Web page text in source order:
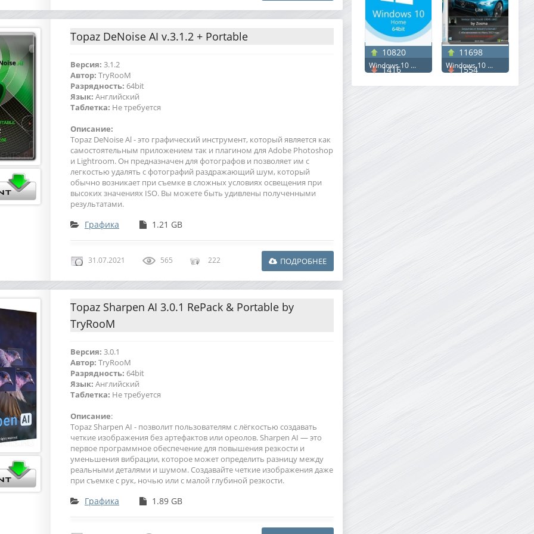
Topaz DeNoise AI v.3.1.2 + Portable
Версия: 3.1.2
Автор: TryRooM
Разрядность: 64bit
Язык: Английский
Таблетка: Не требуется
Описание:
Topaz DeNoise Al - это графический инструмент, который является как
самостоятельным приложением так и плагином для Adobe Photoshop
и Lightroom. Он предназначен для фотографов и позволяет им с
легкостью удалять с фотографий раздражающий шум, который
обычно возникает при съемке в сложных условиях освещения при
высоких значениях ISO. Вы можете быть удивлены полученными
результатами.
Графика 1.21 GB
31.07.2021 565 222 ПОДРОБНЕЕ
Topaz Sharpen AI 3.0.1 RePack & Portable by
TryRooM
Версия: 3.0.1
Автор: TryRooM
Разрядность: 64bit
Язык: Английский
Таблетка: Не требуется
Описание:
Topaz Sharpen AI - позволит пользователям с лёгкостью создавать
четкие изображения без артефактов или ореолов. Sharpen AI — это
первое программное обеспечение для повышения резкости и
уменьшения вибрации, которое может определить разницу между
реальными деталями и шумом. Создавайте четкие изображения даже
при съемке с рук, ночью или с малой глубиной резкости.
Графика 1.89 GB
10820
1416
Windows 10 ...
11698
1554
Windows 10 ...